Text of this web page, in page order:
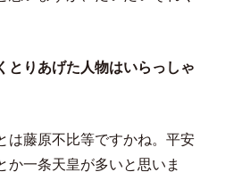
りあげた人物はいらっしゃ
藤原不比等ですかね。平安
か一条天皇が多いと思いま